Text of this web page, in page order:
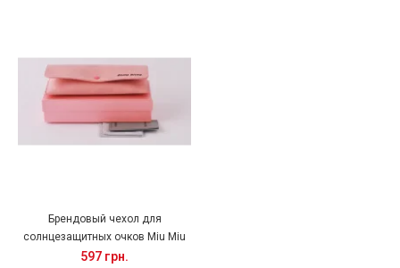
Брендовый чехол для
солнцезащитных очков Miu Miu
597 грн.